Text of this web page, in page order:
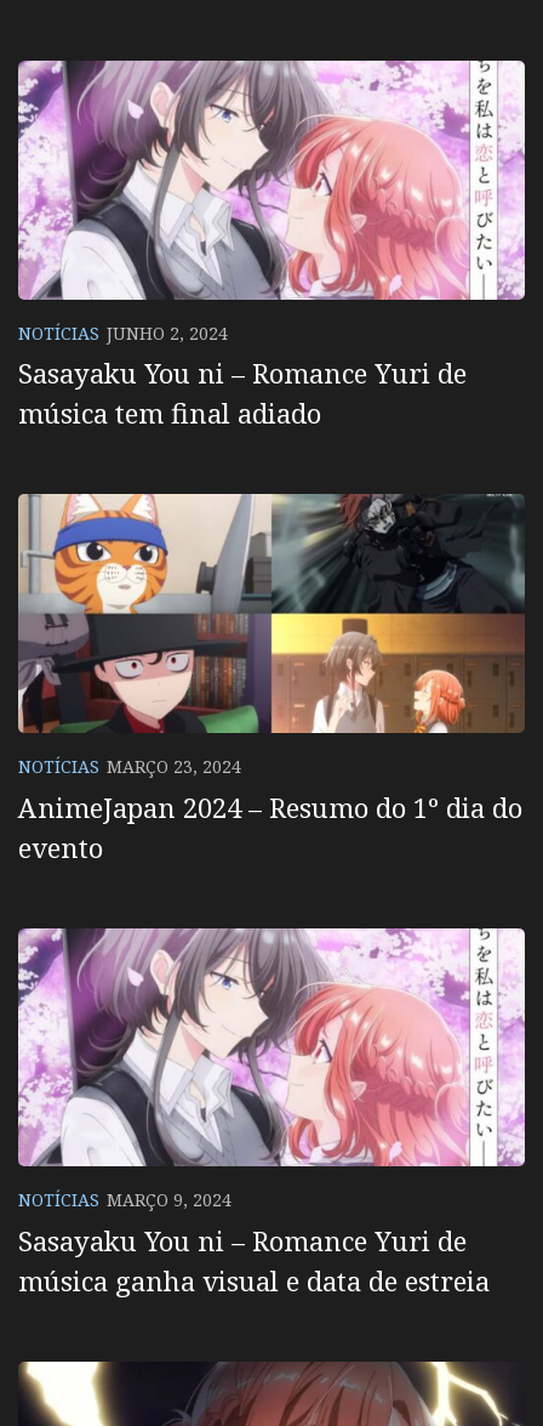
NOTÍCIAS JUNHO 2, 2024
Sasayaku You ni – Romance Yuri de
música tem final adiado
NOTÍCIAS MARÇO 23, 2024
AnimeJapan 2024 – Resumo do 1º dia do
evento
NOTÍCIAS MARÇO 9, 2024
Sasayaku You ni – Romance Yuri de
música ganha visual e data de estreia